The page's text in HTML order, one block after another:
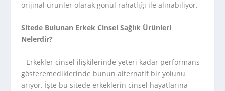
orijinal ürünler olarak gönül rahatlığı ile alınabiliyor.
Sitede Bulunan Erkek Cinsel Sağlık Ürünleri
Nelerdir?
Erkekler cinsel ilişkilerinde yeteri kadar performans
gösteremediklerinde bunun alternatif bir yolunu
arıyor. İşte bu sitede erkeklerin cinsel hayatlarına